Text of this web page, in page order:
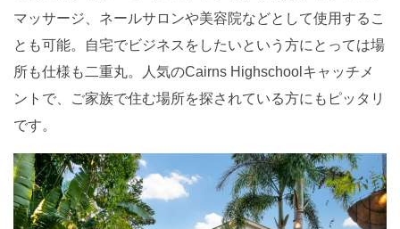
マッサージ、ネールサロンや美容院などとして使用するこ
とも可能。自宅でビジネスをしたいという方にとっては場
所も仕様も二重丸。人気のCairns Highschoolキャッチメ
ントで、ご家族で住む場所を探されている方にもピッタリ
です。